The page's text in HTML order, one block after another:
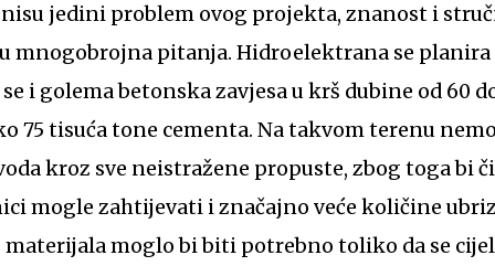
jedini problem ovog projekta, znanost i
mnogobrojna pitanja. Hidroelektrana se
i golema betonska zavjesa u krš dubine od 60
75 tisuća tone cementa. Na takvom terenu
kroz sve neistražene propuste, zbog toga bi
mogle zahtijevati i značajno veće količine
moglo bi biti potrebno toliko da se